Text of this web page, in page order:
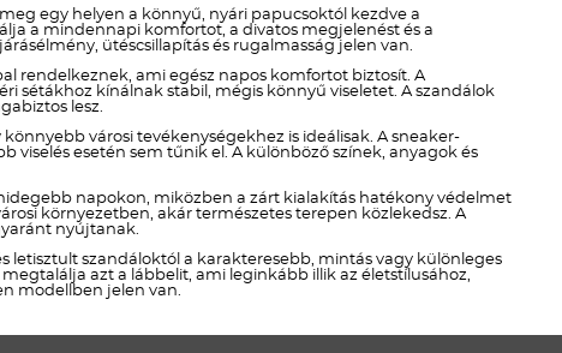
Nyári új termékek előre
egy helyen a könnyű, nyári papucsoktól kezdve a
a mindennapi komfortot, a divatos megjelenést és a
ütéscsillapítás és rugalmasság jelen van.
rendelkeznek, ami egész napos komfortot biztosít. A
sétákhoz kínálnak stabil, mégis könnyű viseletet. A szandálok
lesz.
városi tevékenységekhez is ideálisak. A sneaker-
esetén sem tűnik el. A különböző színek, anyagok és
napokon, miközben a zárt kialakítás hatékony védelmet
környezetben, akár természetes terepen közlekedsz. A
nyújtanak.
letisztult szandáloktól a karakteresebb, mintás vagy különleges
azt a lábbelit, ami leginkább illik az életstílusához,
modellben jelen van.